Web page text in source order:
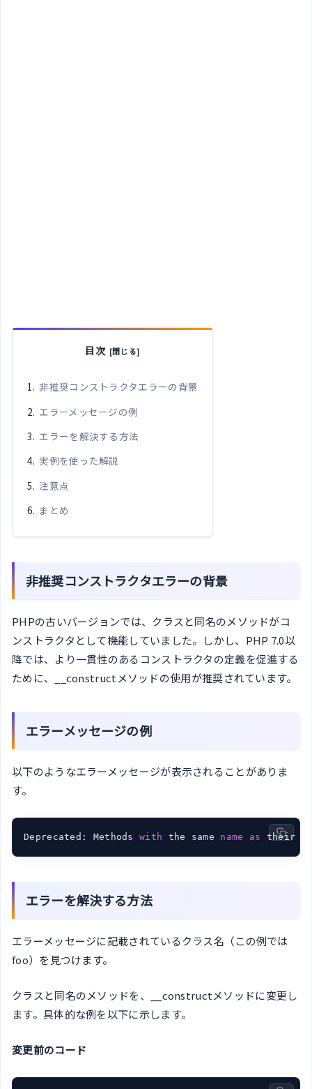
目次
非推奨コンストラクタエラーの背景
エラーメッセージの例
エラーを解決する方法
実例を使った解説
注意点
まとめ
非推奨コンストラクタエラーの背景
PHPの古いバージョンでは、クラスと同名のメソッドがコ
ンストラクタとして機能していました。しかし、PHP 7.0以
降では、より一貫性のあるコンストラクタの定義を促進する
ために、__constructメソッドの使用が推奨されています。
エラーメッセージの例
以下のようなエラーメッセージが表示されることがありま
す。
Deprecated: Methods with the same name as their
エラーを解決する方法
エラーメッセージに記載されているクラス名（この例では
foo）を見つけます。
クラスと同名のメソッドを、__constructメソッドに変更し
ます。具体的な例を以下に示します。
変更前のコード